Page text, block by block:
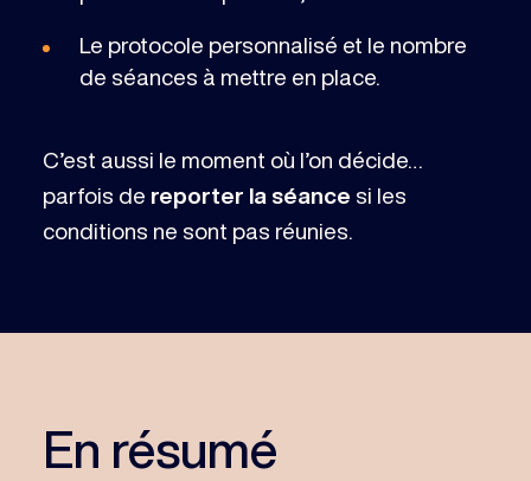
Le protocole personnalisé et le nombre
de séances à mettre en place.
C’est aussi le moment où l’on décide…
parfois de reporter la séance si les
conditions ne sont pas réunies.
En résumé